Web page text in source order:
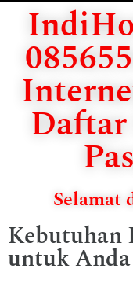
Selamat
untuk